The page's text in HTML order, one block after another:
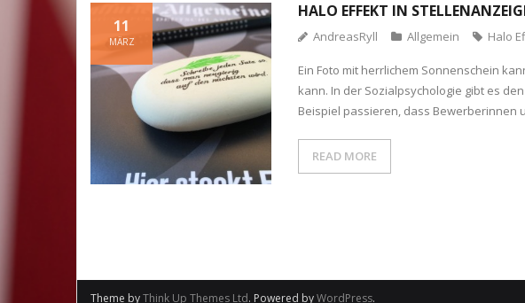
HALO EFFEKT IN
11
MÄRZ AndreasRyll Allgemein Halo
Ein Foto mit herrlichem Sonnenschein
kann. In der Sozialpsychologie gibt es
Beispiel passieren, dass Bewerberinnen
READ MORE
Theme byThink Up Themes Ltd. Powered byWordPress.